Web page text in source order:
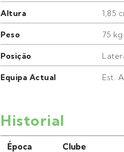
Altura 1,85
Peso 75 kg
Posição
Equipa Actual Est.
Historial
Época Clube